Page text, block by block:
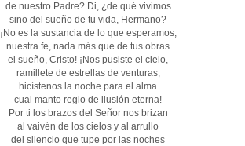
de nuestro Padre? Di, ¿de qué vivimos
sino del sueño de tu vida, Hermano?
¡No es la sustancia de lo que esperamos,
nuestra fe, nada más que de tus obras
el sueño, Cristo! ¡Nos pusiste el cielo,
ramillete de estrellas de venturas;
hicístenos la noche para el alma
cual manto regio de ilusión eterna!
Por ti los brazos del Señor nos brizan
al vaivén de los cielos y al arrullo
del silencio que tupe por las noches